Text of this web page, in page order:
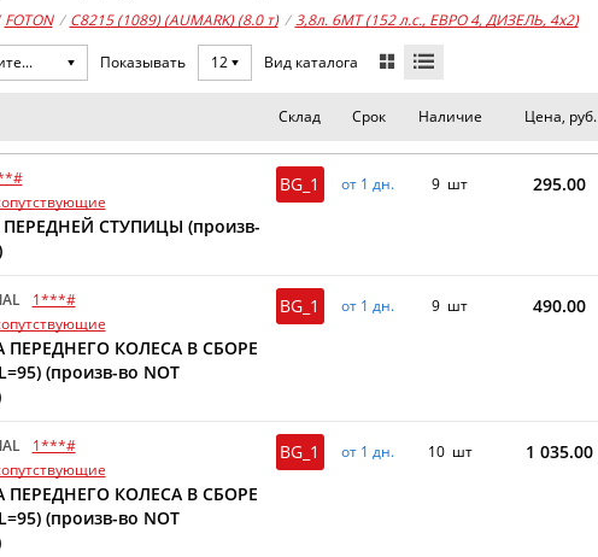
FOTON / C8215 (1089) (AUMARK) (8.0 т) / 3,8л. 6MT (152 л.с., ЕВРО 4, ДИЗЕЛЬ, 4x2)
Показывать 12 Вид каталога
Склад Срок Наличие Цена, руб.
СТУПИЦЫ (произв-
BG_1 от 1 дн. 9 шт 295.00
1***#
КОЛЕСА В СБОРЕ
(произв-во NOT
BG_1 от 1 дн. 9 шт 490.00
1***#
КОЛЕСА В СБОРЕ
(произв-во NOT
BG_1 от 1 дн. 10 шт 1 035.00